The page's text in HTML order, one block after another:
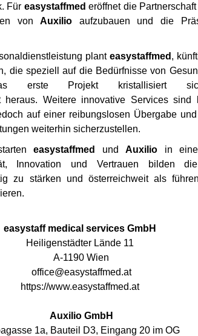
Für easystaffmed eröffnet die
vonAuxilio aufzubauen und die
planteasystaffmed ,
die speziell auf die Bedürfnisse von
erste Projekt kristallisiert
heraus. Weitere innovative Services sind
auf einer reibungslosen Übergabe
weiterhin sicherzustellen.
easystaffmed undAuxilio in
Innovation und Vertrauen bilden
zu stärken und österreichweit als
easystaff medical services GmbH
Heiligenstädter Lände 11
A-1190 Wien
office@easystaffmed.at
https://www.easystaffmed.at
Auxilio GmbH
1a, Bauteil D3, Eingang 20 im OG